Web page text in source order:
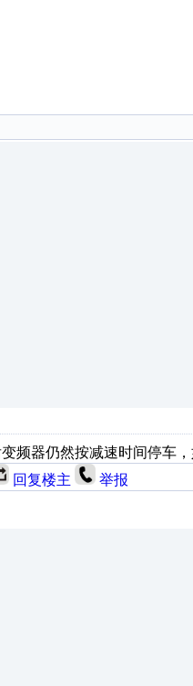
频器仍然按减速时间停车
回复楼主 举报